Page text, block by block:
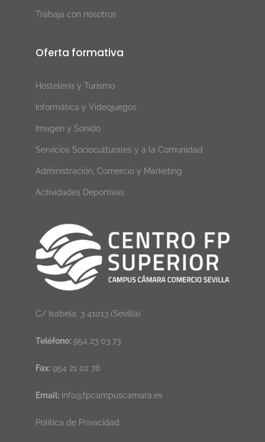
Trabaja con nosotros
Oferta formativa
Hostelería y Turismo
Informática y Videojuegos
Imagen y Sonido
Servicios Socioculturales y a la Comunidad
Administración, Comercio y Marketing
Actividades Deportivas
C/ Isabela, 3 41013 (Sevilla)
Teléfono:954 23 03 73
Fax:954 21 02 78
Email: info@fpcampuscamara.es
Política de Privacidad